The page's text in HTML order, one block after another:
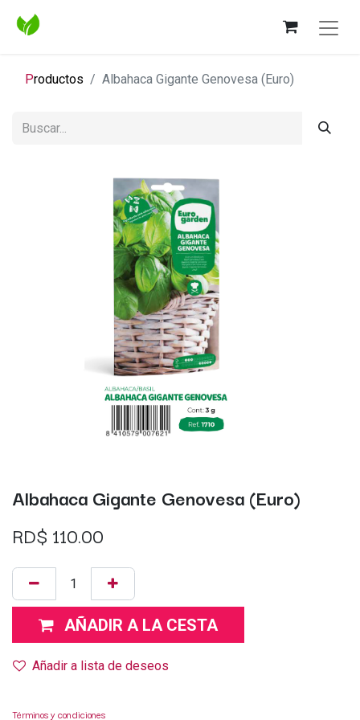
Productos Albahaca Gigante Genovesa (Euro)
Albahaca Gigante Genovesa (Euro)
RD$ 110.00
AÑADIR A LA CESTA
Añadir a lista de deseos
Términos y condiciones